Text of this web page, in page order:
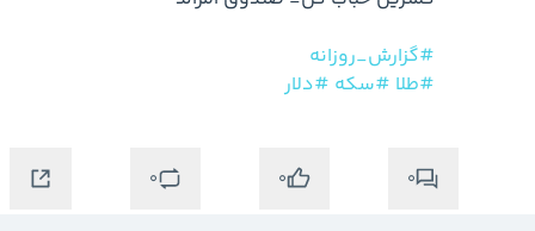
#گزارش_روزانه
#طلا #سکه #دلار
0
0
0